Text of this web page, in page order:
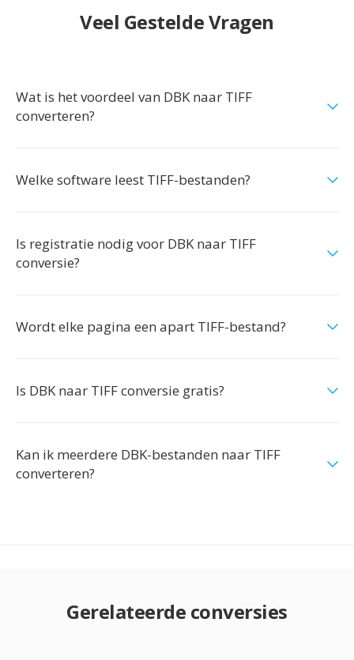
Veel Gestelde Vragen
Wat is het voordeel van DBK naar TIFF
converteren?
Welke software leest TIFF-bestanden?
Is registratie nodig voor DBK naar TIFF
conversie?
Wordt elke pagina een apart TIFF-bestand?
Is DBK naar TIFF conversie gratis?
Kan ik meerdere DBK-bestanden naar TIFF
converteren?
Gerelateerde conversies